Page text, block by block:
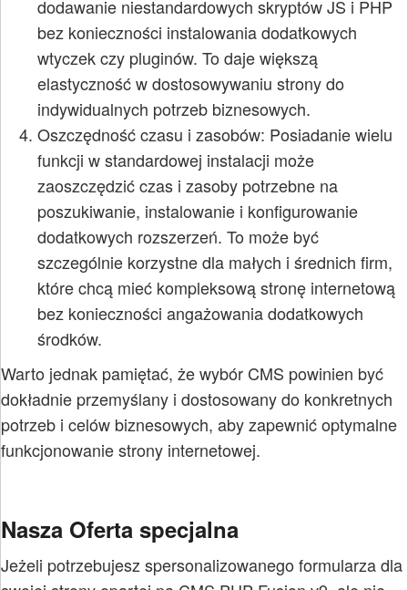
dodawanie niestandardowych skryptów JS i PHP
bez konieczności instalowania dodatkowych
wtyczek czy pluginów. To daje większą
elastyczność w dostosowywaniu strony do
indywidualnych potrzeb biznesowych.
Oszczędność czasu i zasobów: Posiadanie wielu
funkcji w standardowej instalacji może
zaoszczędzić czas i zasoby potrzebne na
poszukiwanie, instalowanie i konfigurowanie
dodatkowych rozszerzeń. To może być
szczególnie korzystne dla małych i średnich firm,
które chcą mieć kompleksową stronę internetową
bez konieczności angażowania dodatkowych
środków.
Warto jednak pamiętać, że wybór CMS powinien być
dokładnie przemyślany i dostosowany do konkretnych
potrzeb i celów biznesowych, aby zapewnić optymalne
funkcjonowanie strony internetowej.
Nasza Oferta specjalna
Jeżeli potrzebujesz spersonalizowanego formularza dla